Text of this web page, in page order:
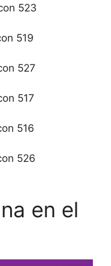
523
519
527
517
516
526
en el